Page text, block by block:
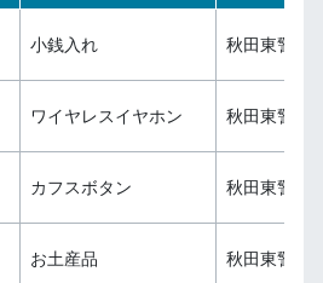
小銭入れ 秋田東警察
ワイヤレスイヤホン 秋田東警察
カフスボタン 秋田東警察
お土産品 秋田東警察